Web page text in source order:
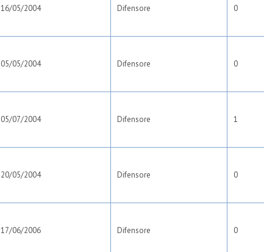
16/05/2004 Difensore 0
05/05/2004 Difensore 0
05/07/2004 Difensore 1
20/05/2004 Difensore 0
17/06/2006 Difensore 0